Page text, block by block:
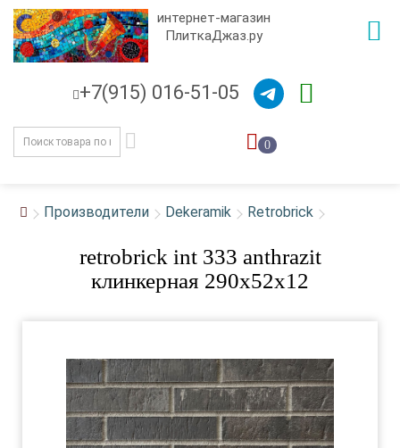
интернет-магазин
ПлиткаДжаз.ру
+7(915) 016-51-05
0
Производители Dekeramik Retrobrick
retrobrick int 333 anthrazit
клинкерная 290х52х12